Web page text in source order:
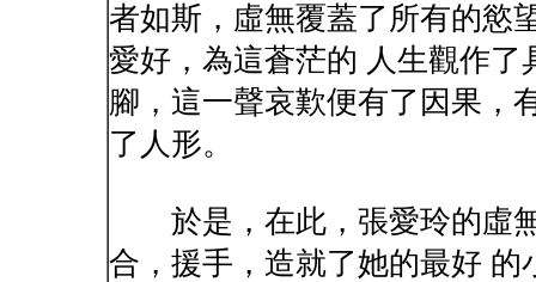
者如斯，虛無覆蓋了所有的慾
愛好，為這蒼茫的 人生觀作了
腳，這一聲哀歎便有了因果，
了人形。
於是，在此，張愛玲的虛
合，援手，造就了她的最好 的